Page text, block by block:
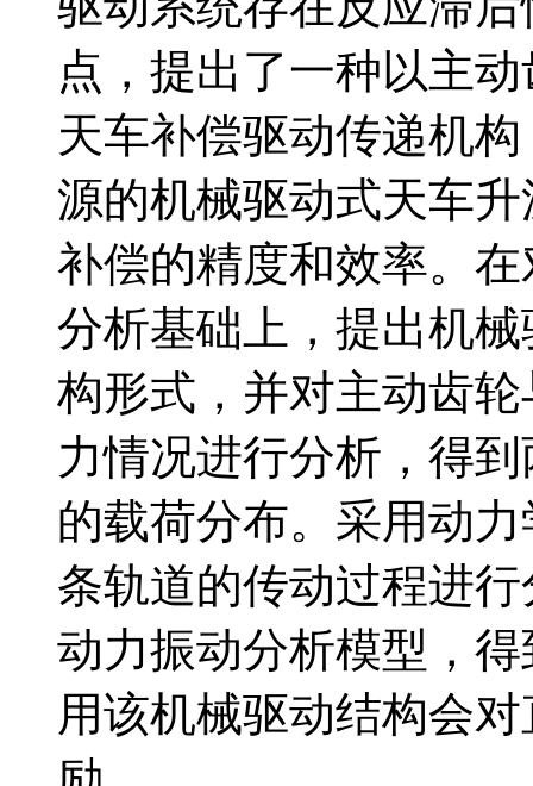
点，提出了一种以主
天车补偿驱动传递机
源的机械驱动式天车
补偿的精度和效率。
分析基础上，提出机
构形式，并对主动齿
力情况进行分析，得
的载荷分布。采用动
条轨道的传动过程进
动力振动分析模型，
用该机械驱动结构会